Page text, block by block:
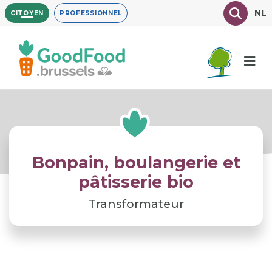
Aller
au
contenu
principal
CITOYEN PROFESSIONNEL TexteNL
Bonpain, boulangerie et
pâtisserie bio
Transformateur